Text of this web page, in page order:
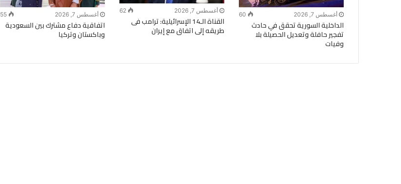
أغسطس 7, 2026 60
الداخلية السورية تحقق في حادث
تفجير حافلة وتعديل الحصيلة بلا
وفيات
أغسطس 7, 2026 62
القناة الـ14 الإسرائيلية: ترامب فى
طريقه إلى اتفاق مع إيران
أغسطس 7, 2026 55
اتفاقية دفاع مشترك بين السعودية
وباكستان وتركيا